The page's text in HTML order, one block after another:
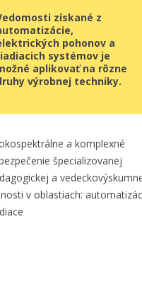
získané z
pohonov a
systémov je
aplikovať na rôzne
výrobnej techniky.
a komplexné
špecializovanej
a
v oblastiach: